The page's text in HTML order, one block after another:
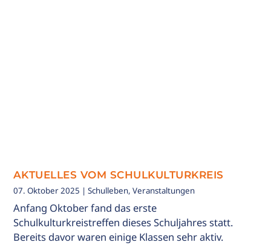
AKTUELLES VOM SCHULKULTURKREIS
07. Oktober 2025 | Schulleben, Veranstaltungen
Anfang Oktober fand das erste
Schulkulturkreistreffen dieses Schuljahres statt.
Bereits davor waren einige Klassen sehr aktiv.